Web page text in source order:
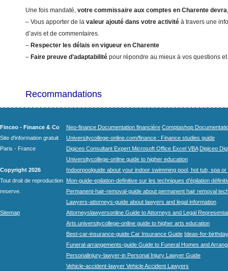
Une fois mandaté, votre commissaire aux comptes en Charente devra
– Vous apporter de la valeur ajouté dans votre activité à travers une
d’avis et de commentaires.
– Respecter les délais en vigueur en Charente
– Faire preuve d’adaptabilité pour répondre au mieux à vos questions
Recommandations
Finceo - Finance & Co
Site d'information gratuit
Paris - France
Copyright 2026
Tout droit de reproduction
reserve.
Sitemap
Neo-finance Documentation financière Comptashop
Universitycollege-online.com/finance : Finance studies guide
Digiceo Consultant Expert Microsoft Office Excel VBA Digiceo
Universitycollege-online guide to higher education
Indoorpoolguide about your indoor swimming pool, hot tub, spa
Mon-guide-epilation-definitive sur les techniques d'épilation
Permanent-hair-removal-guide about permanent hair removal
Lawyers-attorneys-guide about lawyers and legal information
Attorneyslawyersonline Guide to Attorneys and Legal
Arts.universitycollege-online guide to higher arts education
Best-car-insurance-guide Car Insurance Guide Ideas-for-
Funeral-arrangements-guide Guide to Funeral Homes and
Personalinjury-lawyer-in Personal Injury Lawyer Guide
Vehicle-accident-lawyer Vehicle Accident Lawyers